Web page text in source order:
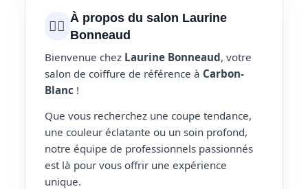
💇‍♀️ À propos du salon Laurine
Bonneaud
Bienvenue chez Laurine Bonneaud, votre
salon de coiffure de référence à Carbon-
Blanc !
Que vous recherchez une coupe tendance,
une couleur éclatante ou un soin profond,
notre équipe de professionnels passionnés
est là pour vous offrir une expérience
unique.